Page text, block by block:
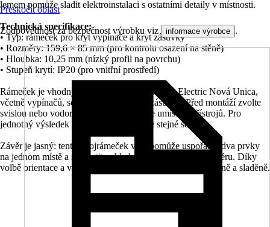
lemem pomůže sladit elektroinstalaci s ostatními detaily v místnosti.
Technická specifikace:
• Typ: rámeček pro kryt vypínače a kryt zásuvky
• Rozměry: 159,6 × 85 mm (pro kontrolu osazení na stěně)
• Hloubka: 10,25 mm (nízký profil na povrchu)
• Stupeň krytí: IP20 (pro vnitřní prostředí)
Rámeček je vhodný pro prvky řady Schneider Electric Nová Unica,
včetně vypínačů, sériových vypínačů a zásuvek. Před montáží zvolte
svislou nebo vodorovnou orientaci podle umístění přístrojů. Pro
jednotný výsledek kombinujte s kryty ve stejné sérii.
Závěr je jasný: tento dvojrámeček vám pomůže uspořádat dva prvky
na jednom místě a sjednotit vzhled elektroinstalace v interiéru. Díky
volbě orientace a výraznému lemu působí instalace upraveně a sladěně.
Přeskočit oblast
Zodpovědnost za bezpečnost výrobku viz informace výrobce .